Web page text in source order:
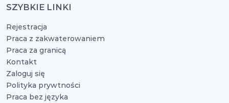
SZYBKIE LINKI
Rejestracja
Praca z zakwaterowaniem
Praca za granicą
Kontakt
Zaloguj się
Polityka prywtności
Praca bez języka